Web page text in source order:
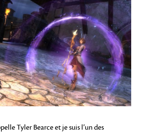
Tyler Bearce et je suis l’un des